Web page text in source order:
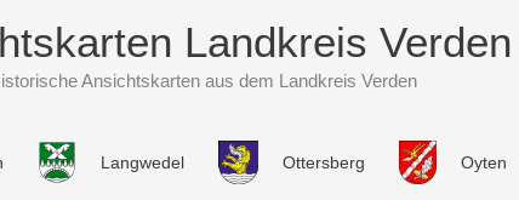
Landkreis Verden
Ansichtskarten aus dem Landkreis Verden
Langwedel Ottersberg Oyten